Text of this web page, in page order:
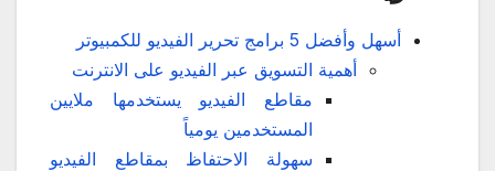
أسهل وأفضل 5 برامج تحرير الفيديو للكمبيوتر
أهمية التسويق عبر الفيديو على الانترنت
مقاطع الفيديو يستخدمها ملايين
المستخدمين يومياً
سهولة الاحتفاظ بمقاطع الفيديو